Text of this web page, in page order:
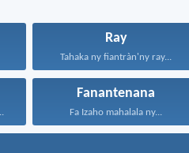
Ray
Tahaka ny fiantràn'ny ray...
Fanantenana
Fa Izaho mahalala ny...